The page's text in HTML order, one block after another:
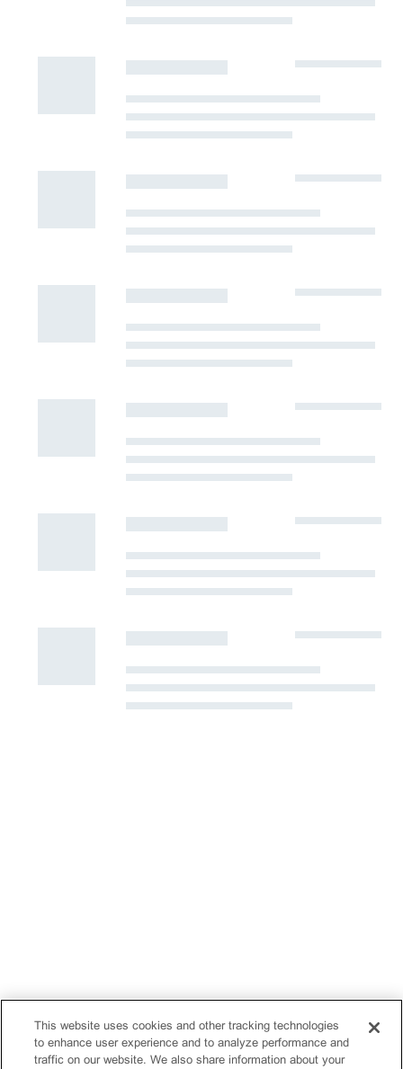
This website uses cookies and other tracking technologies
to enhance user experience and to analyze performance and
traffic on our website. We also share information about your